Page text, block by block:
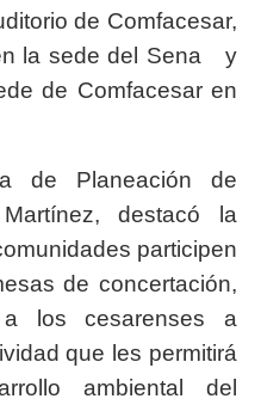
de Comfacesar,
la sede del Sena y
de Comfacesar en
de Planeación de
destacó la
participen
de concertación,
los cesarenses a
que les permitirá
ambiental del